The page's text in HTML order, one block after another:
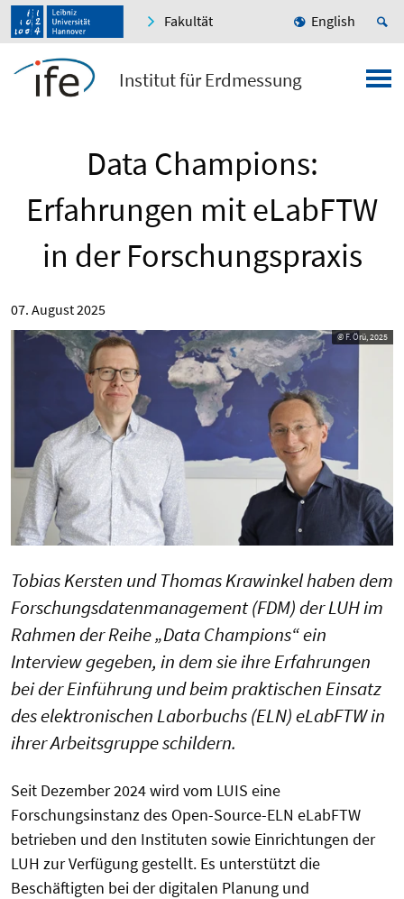
Fakultät English
Institut für Erdmessung
Data Champions:
Erfahrungen mit eLabFTW
in der Forschungspraxis
07. August 2025
© F. Örü, 2025
Tobias Kersten und Thomas Krawinkel haben dem
Forschungsdatenmanagement (FDM) der LUH im
Rahmen der Reihe „Data Champions“ ein
Interview gegeben, in dem sie ihre Erfahrungen
bei der Einführung und beim praktischen Einsatz
des elektronischen Laborbuchs (ELN) eLabFTW in
ihrer Arbeitsgruppe schildern.
Seit Dezember 2024 wird vom LUIS eine
Forschungsinstanz des Open-Source-ELN eLabFTW
betrieben und den Instituten sowie Einrichtungen der
LUH zur Verfügung gestellt. Es unterstützt die
Beschäftigten bei der digitalen Planung und